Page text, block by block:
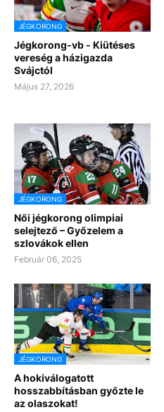
JÉGKORONG
Jégkorong-vb - Kiütéses
vereség a házigazda
Svájctól
Május 27, 2026
JÉGKORONG
Női jégkorong olimpiai
selejtező – Győzelem a
szlovákok ellen
Február 06, 2025
JÉGKORONG
A hokiválogatott
hosszabbításban győzte le
az olaszokat!